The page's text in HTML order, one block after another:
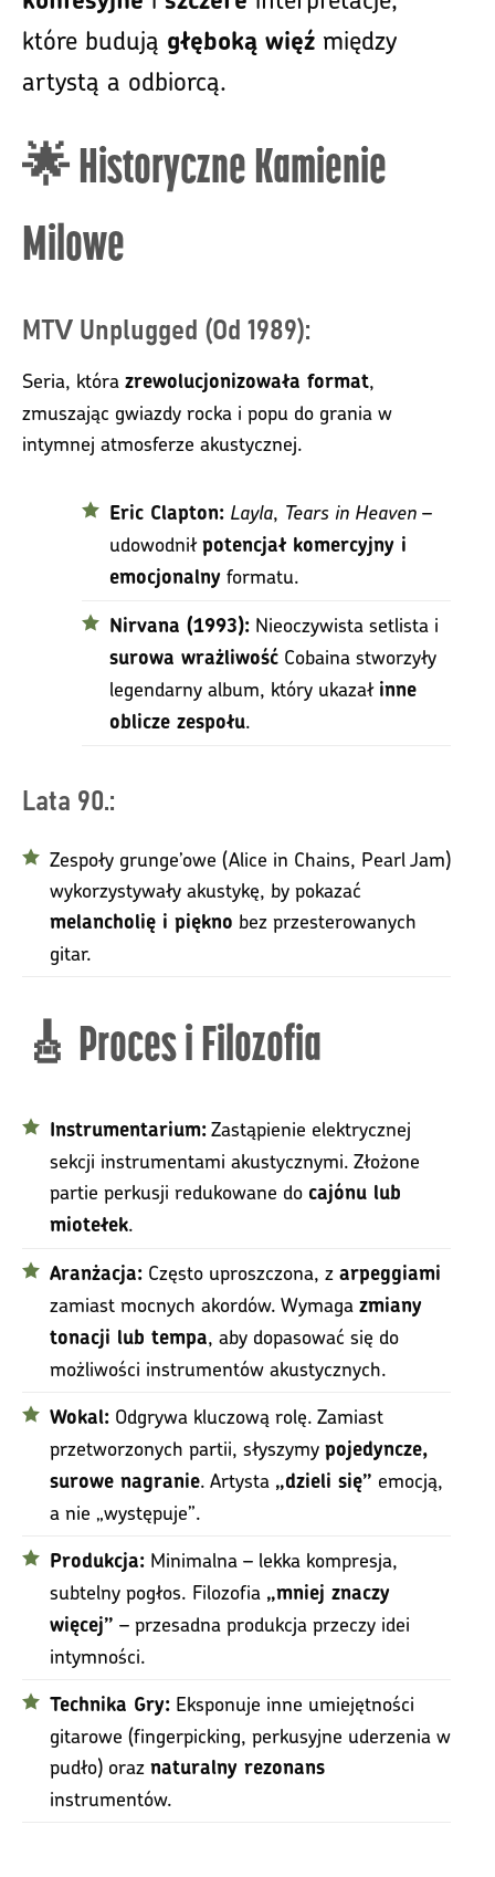
które budują głęboką więź między
artystą a odbiorcą.
🌟 Historyczne Kamienie
Milowe
MTV Unplugged (Od 1989):
Seria, która zrewolucjonizowała format,
zmuszając gwiazdy rocka i popu do grania w
intymnej atmosferze akustycznej.
Eric Clapton: Layla, Tears in Heaven –
udowodniłpotencjał komercyjny i
emocjonalny formatu.
Nirvana (1993): Nieoczywista setlista i
surowa wrażliwość Cobaina stworzyły
legendarny album, który ukazał inne
oblicze zespołu.
Lata 90.:
Zespoły grunge’owe (Alice in Chains, Pearl Jam)
wykorzystywały akustykę, by pokazać
melancholię i piękno bez przesterowanych
gitar.
🎸 Proces i Filozofia
Instrumentarium:Zastąpienie elektrycznej
sekcji instrumentami akustycznymi. Złożone
partie perkusji redukowane do cajónu lub
miotełek.
Aranżacja: Często uproszczona, z arpeggiami
zamiast mocnych akordów. Wymaga zmiany
tonacji lub tempa , aby dopasować się do
możliwości instrumentów akustycznych.
Wokal: Odgrywa kluczową rolę. Zamiast
przetworzonych partii, słyszymy pojedyncze,
surowe nagranie. Artysta „dzieli się” emocją,
a nie „występuje”.
Produkcja: Minimalna – lekka kompresja,
subtelny pogłos. Filozofia „mniej znaczy
więcej” – przesadna produkcja przeczy idei
intymności.
Technika Gry: Eksponuje inne umiejętności
gitarowe (fingerpicking, perkusyjne uderzenia w
pudło) oraz naturalny rezonans
instrumentów.